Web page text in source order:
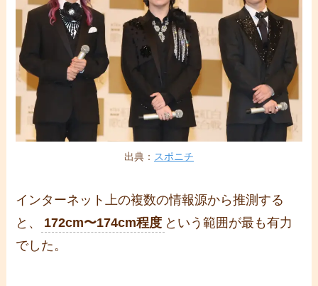
出典： スポニチ
インターネット上の複数の情報源から推測する
と、
172cm〜174cm程度 という範囲が最も有力
でした。